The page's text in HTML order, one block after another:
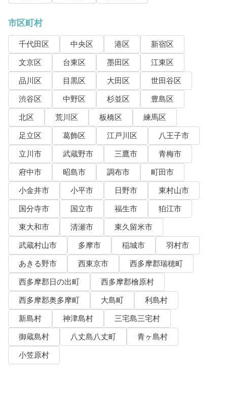
市区町村
千代田区 中央区 港区
新宿区
文京区
台東区 墨田区
江東区
品川区
目黒区 大田区
世田谷区
渋谷区
中野区 杉並区
豊島区
北区
荒川区 板橋区
練馬区
足立区
葛飾区 江戸川区
八王子市
立川市
武蔵野市 三鷹市
青梅市
府中市
昭島市 調布市
町田市
小金井市
小平市 日野市
東村山市
国分寺市
国立市 福生市
狛江市
東大和市
清瀬市
東久留米市
武蔵村山市
多摩市 稲城市
羽村市
あきる野市
西東京市
西多摩郡瑞穂町
西多摩郡日の出町
西多摩郡檜原村
西多摩郡奥多摩町
大島町
利島村
新島村
神津島村
三宅島三宅村
御蔵島村
八丈島八丈町
青ヶ島村
小笠原村